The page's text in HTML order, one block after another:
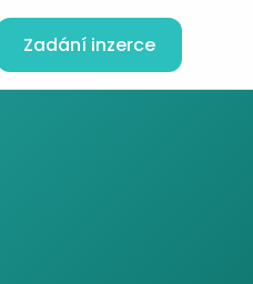
Zadání inzerce